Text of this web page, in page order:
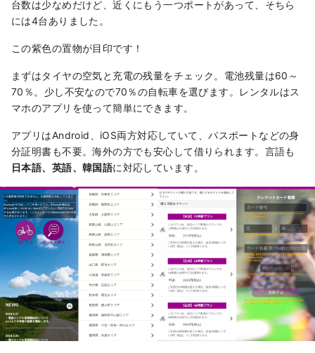
台数は少なめだけど、近くにもう一つポートがあって、そちら
には4台ありました。
この紫色の置物が目印です！
まずはタイヤの空気と充電の残量をチェック。電池残量は60～
70％。少し不安なので70％の自転車を選びます。レンタルはス
マホのアプリを使って簡単にできます。
アプリはAndroid、iOS両方対応していて、パスポートなどの身
分証明書も不要。海外の方でも安心して借りられます。言語も
日本語、英語、韓国語に対応しています。